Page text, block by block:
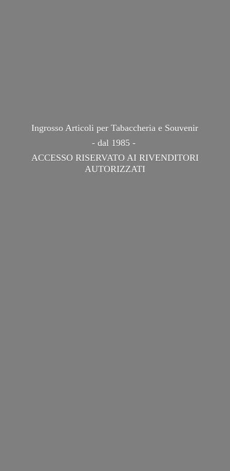
Ingrosso Articoli per Tabaccheria e Souvenir
- dal 1985 -
ACCESSO RISERVATO AI RIVENDITORI
AUTORIZZATI